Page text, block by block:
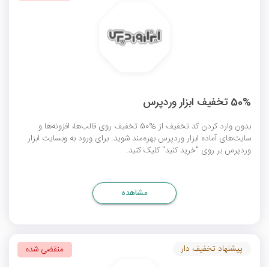
50% تخفیف ابزار وردپرس
بدون وارد کردن کد تخفیف از %50 تخفیف روی قالب‌ها، افزونه‌ها و
سایت‌های آماده ابزار وردپرس بهره‌مند شوید. برای ورود به وبسایت ابزار
وردپرس بر روی "خرید کنید" کلیک کنید.
مشاهده
پیشنهاد تخفیف دار منقضی شده